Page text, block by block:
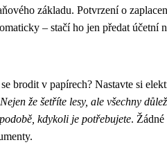
základu. Potvrzení o
– stačí ho jen předat účetní
brodit v papírech? Nastavte si
Nejen že šetříte lesy, ale všechny
kdykoli je potřebujete.